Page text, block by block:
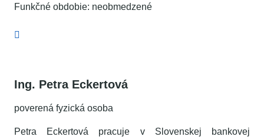
Funkčné obdobie: neobmedzené
Ing. Petra Eckertová
poverená fyzická osoba
Petra Eckertová pracuje v Slovenskej bankovej